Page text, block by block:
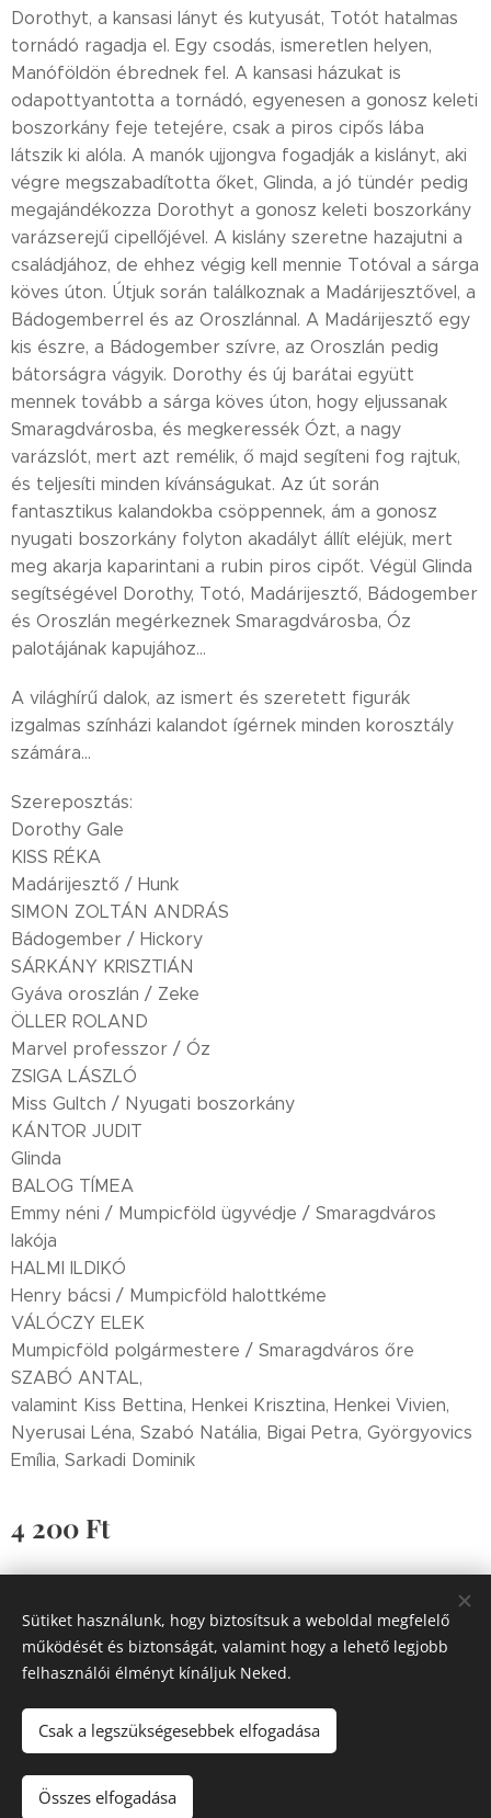
Dorothyt, a kansasi lányt és kutyusát, Totót hatalmas
tornádó ragadja el. Egy csodás, ismeretlen helyen,
Manóföldön ébrednek fel. A kansasi házukat is
odapottyantotta a tornádó, egyenesen a gonosz keleti
boszorkány feje tetejére, csak a piros cipős lába
látszik ki alóla. A manók ujjongva fogadják a kislányt, aki
végre megszabadította őket, Glinda, a jó tündér pedig
megajándékozza Dorothyt a gonosz keleti boszorkány
varázserejű cipellőjével. A kislány szeretne hazajutni a
családjához, de ehhez végig kell mennie Totóval a sárga
köves úton. Útjuk során találkoznak a Madárijesztővel, a
Bádogemberrel és az Oroszlánnal. A Madárijesztő egy
kis észre, a Bádogember szívre, az Oroszlán pedig
bátorságra vágyik. Dorothy és új barátai együtt
mennek tovább a sárga köves úton, hogy eljussanak
Smaragdvárosba, és megkeressék Ózt, a nagy
varázslót, mert azt remélik, ő majd segíteni fog rajtuk,
és teljesíti minden kívánságukat. Az út során
fantasztikus kalandokba csöppennek, ám a gonosz
nyugati boszorkány folyton akadályt állít eléjük, mert
meg akarja kaparintani a rubin piros cipőt. Végül Glinda
segítségével Dorothy, Totó, Madárijesztő, Bádogember
és Oroszlán megérkeznek Smaragdvárosba, Óz
palotájának kapujához…
A világhírű dalok, az ismert és szeretett figurák
izgalmas színházi kalandot ígérnek minden korosztály
számára...
Szereposztás:
Dorothy Gale
KISS RÉKA
Madárijesztő / Hunk
SIMON ZOLTÁN ANDRÁS
Bádogember / Hickory
SÁRKÁNY KRISZTIÁN
Gyáva oroszlán / Zeke
ÖLLER ROLAND
Marvel professzor / Óz
ZSIGA LÁSZLÓ
Miss Gultch / Nyugati boszorkány
KÁNTOR JUDIT
Glinda
BALOG TÍMEA
Emmy néni / Mumpicföld ügyvédje / Smaragdváros
lakója
HALMI ILDIKÓ
Henry bácsi / Mumpicföld halottkéme
VÁLÓCZY ELEK
Mumpicföld polgármestere / Smaragdváros őre
SZABÓ ANTAL,
valamint Kiss Bettina, Henkei Krisztina, Henkei Vivien,
Nyerusai Léna, Szabó Natália, Bigai Petra, Györgyovics
Emília, Sarkadi Dominik
4 200 Ft
1238 Budapest-Soroksár, Hősök tere 21.
+361 4097249
szervezes@fedakszinhaz.hu
Soroksár Kultúrájáért Egyesület
Sütiket használunk, hogy biztosítsuk a weboldal megfelelő
működését és biztonságát, valamint hogy a lehető legjobb
felhasználói élményt kínáljuk Neked.
Csak a legszükségesebbek elfogadása
Összes elfogadása